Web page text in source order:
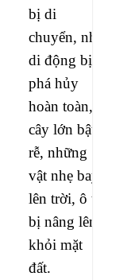
bị di
chuyển, nhà
di động bị
phá hủy
hoàn toàn,
cây lớn bật
rễ, những
vật nhẹ bay
lên trời, ô tô
bị nâng lên
khỏi mặt
đất.